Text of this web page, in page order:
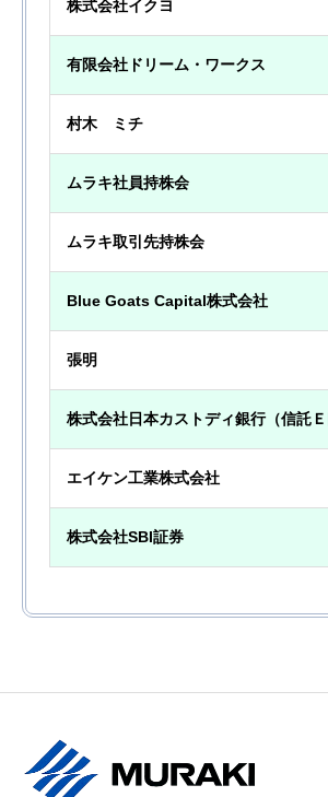
株式会社イクヨ
有限会社ドリーム・ワークス
村木 ミチ
ムラキ社員持株会
ムラキ取引先持株会
Blue Goats Capital株式会社
張明
株式会社日本カストディ銀行（信託Ｅ
エイケン工業株式会社
株式会社SBI証券